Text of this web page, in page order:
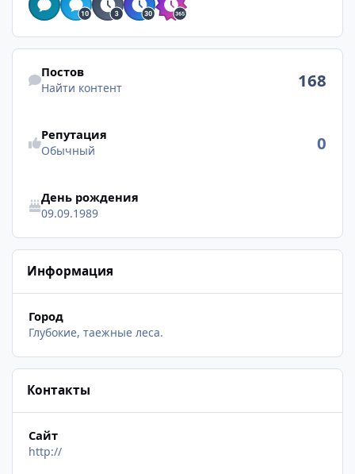
Найти контент
Постов
Найти контент 168
Репутация
Обычный 0
День рождения
09.09.1989
Информация
Город
Глубокие, таежные леса.
Контакты
Сайт
http://